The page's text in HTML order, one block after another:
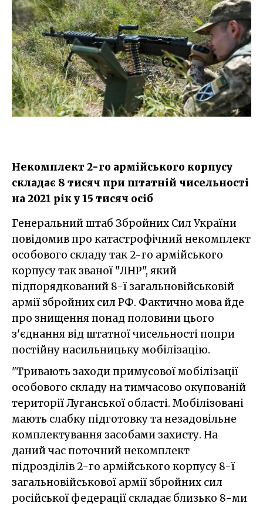
Некомплект 2-го армійського корпусу
складає 8 тисяч при штатній чисельності
на 2021 рік у 15 тисяч осіб
Генеральний штаб Збройних Сил України
повідомив про катастрофічний некомплект
особового складу так 2-го армійського
корпусу так званої "ЛНР", який
підпорядкований 8-ї загальновійськовій
армії збройних сил РФ. Фактично мова йде
про знищення понад половини цього
з'єднання від штатної чисельності попри
постійну насильницьку мобілізацію.
"Тривають заходи примусової мобілізації
особового складу на тимчасово окупованій
території Луганської області. Мобілізовані
мають слабку підготовку та незадовільне
комплектування засобами захисту. На
даний час поточний некомплект
підрозділів 2-го армійського корпусу 8-ї
загальновійськової армії збройних сил
російської федерації складає близько 8-ми